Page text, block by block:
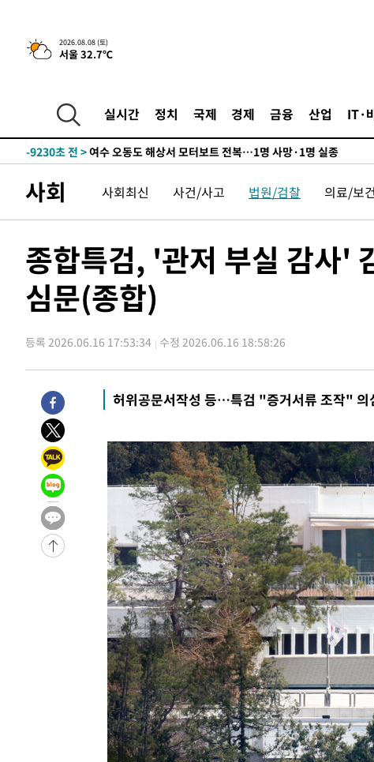
2026.08.08 (토)
서울 32.7℃
실시간 정치 국제 경제 금융 산업 IT·
-24558초 전 >온열질환 사망자 3명 늘어…누적 환자 3000명 돌파
-18503초 전 >강릉에 시간당 81.4㎜ 물폭탄…도로 잠기고 담벼락 붕괴
-12320초 전 >
선재도서 해루질 나섰다 실종 60대, 닷새 만에 숨진 채 발견
-9854초 전 >
-9230초 전 >여수 오동도 해상서 모터보트 전복…1명 사망·1명 실종
주 날씨]
-2475초 전 >
축구협회 "압수수색·성접대 논란 사과…쇄신의 기회로 삼겠다"
-992초 전 >[속보]'압수수색·성접대 논란' 축구협회 "실망과 걱정 안겨드려
4시간 전 >[속보]뉴욕증시 상승 마감…S&P 0.6% 나스닥 1.3%↑
-26557초 전 > 낮 최고 35도 '무더위'…동해안 시간당 30㎜ '강한 비'[내일날
-25827초 전 > [속보]이강인 "감독님이 원하는 마음 느꼈고, 많은 트로피 원해
-24578초 전 >온열질환 사망자 3명 늘어…누적 환자 3000명 돌파
-18523초 전 >강릉에 시간당 81.4㎜ 물폭탄…도로 잠기고 담벼락 붕괴
-14630초 전 >
백운산서 80년근 천종산삼 9뿌리 발견…감정가 1.3억원
-12340초 전 >
-9874초 전 >
남자 농구, 나고야 아시안게임서 '홈팀' 일본과 한일전
-9250초 전 >
여수 오동도 해상서 모터보트 전복…1명 사망·1명 실종
-5477초 전 >
극한폭염 한풀 꺾이지만…'낮 최고 35도' 무더위, 열대야 계속[
주 날씨]
-2495초 전 >
축구협회 "압수수색·성접대 논란 사과…쇄신의 기회로 삼겠다"
-1012초 전 >
[속보]'압수수색·성접대 논란' 축구협회 "실망과 걱정 안겨드
송"
2시간 전 >
'최고 37도' 폭염 지속…강원동해안 최대 150㎜ 비
[속보]뉴욕증시 상승 마감…S&P 0.6% 나스닥 1.3%↑
사회 사회최신 사건/사고 법원/검찰 의료/보건
종합특검, '관저 부실 감사'
심문(종합)
등록 2026.06.16 17:53:34 수정 2026.06.16 18:58:26
허위공문서작성 등…특검 "증거서류 조작" 의